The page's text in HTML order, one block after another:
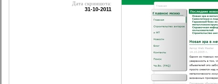
Дата cкриншота:
31-10-2011